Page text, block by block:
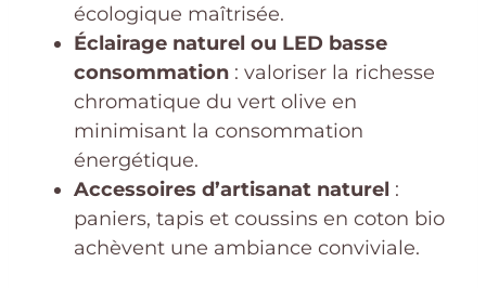
écologique maîtrisée.
Éclairage naturel ou LED basse
consommation : valoriser la richesse
chromatique du vert olive en
minimisant la consommation
énergétique.
Accessoires d’artisanat naturel :
paniers, tapis et coussins en coton bio
achèvent une ambiance conviviale.